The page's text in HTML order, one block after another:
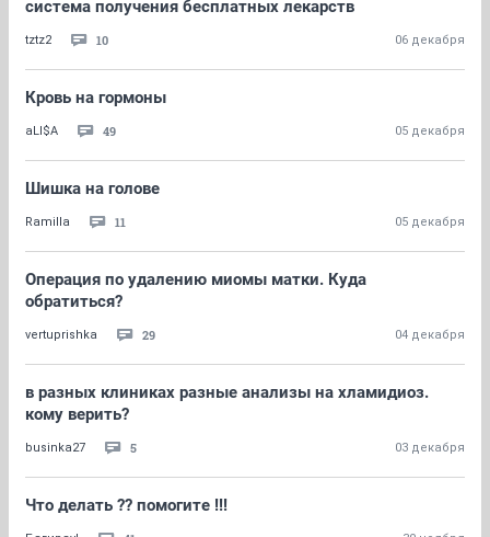
система получения бесплатных лекарств
tztz2 10 06 декабря
Кровь на гормоны
aLI$A 49 05 декабря
Шишка на голове
Ramilla 11 05 декабря
Операция по удалению миомы матки. Куда
обратиться?
vertuprishka 29 04 декабря
в разных клиниках разные анализы на хламидиоз.
кому верить?
businka27 5 03 декабря
Что делать ?? помогите !!!